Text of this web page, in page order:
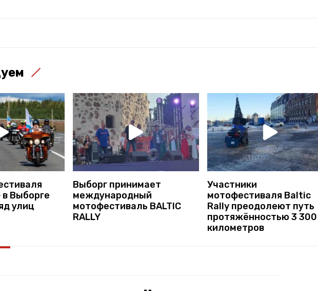
Выборге
улиц
Выборг принимает
международный
мотофестиваль BALTIC
RALLY
Участники
мотофестиваля Baltic
Rally преодолеют путь
протяжённостью 3 300
километров